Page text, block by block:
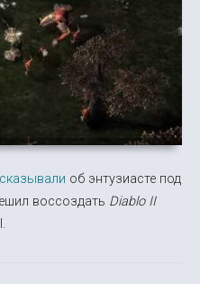
об энтузиасте под
воссоздать Diablo II